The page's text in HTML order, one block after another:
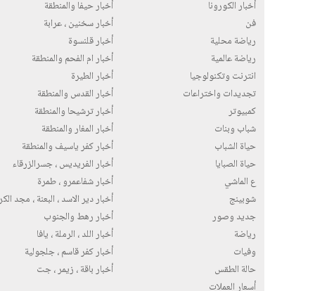
أخبار الكورونا
فن
رياضة محلية
رياضة عالمية
انترنت وتكنولوجيا
تجديدات واختراعات
كمبيوتر
شباب وبنات
حياة الشباب
حياة الصبايا
ع الماشي
شوبينج
جديد وصور
رياضة
وفيات
حالة الطقس
أسعار العملات
أخبار حيفا والمنطقة
أخبار سخنين ، عرابة
أخبار قلنسوة
أخبار ام الفحم والمنطقة
أخبار الطيرة
أخبار القدس والمنطقة
أخبار ترشيحا والمنطقة
أخبار المغار والمنطقة
أخبار كفر ياسيف والمنطقة
أخبار الفريديس ، جسرالزرقاء
أخبار شفاعمرو ، طمرة
أخبار دير الاسد ، البعنة ، مجد
أخبار رهط والجنوب
أخبار اللد ، الرملة ، يافا
أخبار كفر قاسم ، جلجولية
أخبار باقة ، زيمر ، جت